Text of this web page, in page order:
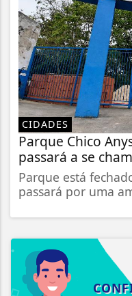
CIDADES
Parque Chico
passará a se
Parque está
passará por uma